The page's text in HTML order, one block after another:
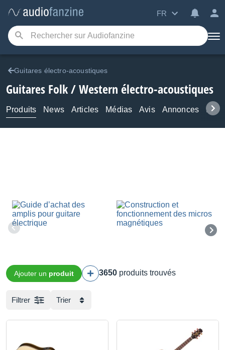
FR
Guitares électro-acoustiques
Guitares Folk / Western électro-acoustiques
Produits News Articles Médias Avis Annonces
Ajouter un produit 3650 produits trouvés
Filtrer Trier